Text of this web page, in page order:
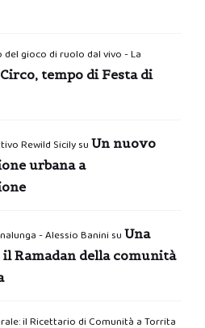
gioco di ruolo dal vivo - La
tempo di Festa di
Rewild Sicilysu Un nuovo
urbana a
- Alessio Banini su Una
Ramadan della comunità
il Ricettario di Comunità a Torrita